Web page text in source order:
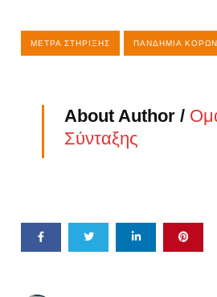
ΜΈΤΡΑ ΣΤΉΡΙΞΗΣ ΠΑΝΔΗΜΊΑ
About Author /
Σύνταξης